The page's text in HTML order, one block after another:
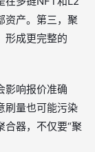
资产。第三，聚
形成更完整的
影响报价准确
刷量也可能污染
器，不仅要“聚